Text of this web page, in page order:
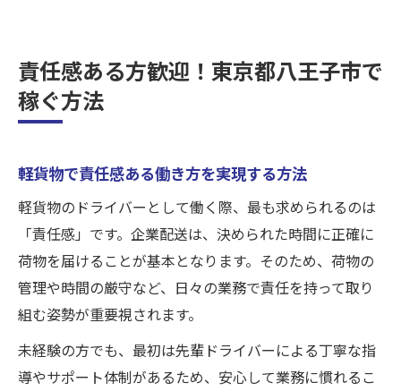
責任感ある方歓迎！東京都八王子市で
稼ぐ方法
軽貨物で責任感ある働き方を実現する方法
軽貨物のドライバーとして働く際、最も求められるのは
「責任感」です。企業配送は、決められた時間に正確に
荷物を届けることが基本となります。そのため、荷物の
管理や時間の厳守など、日々の業務で責任を持って取り
組む姿勢が重要視されます。
未経験の方でも、最初は先輩ドライバーによる丁寧な指
導やサポート体制があるため、安心して業務に慣れるこ